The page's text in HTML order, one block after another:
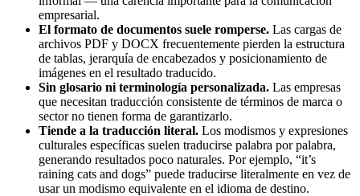
empresarial.
El formato de documentos suele romperse. Las cargas de
archivos PDF y DOCX frecuentemente pierden la estructura
de tablas, jerarquía de encabezados y posicionamiento de
imágenes en el resultado traducido.
Sin glosario ni terminología personalizada. Las empresas
que necesitan traducción consistente de términos de marca o
sector no tienen forma de garantizarlo.
Tiende a la traducción literal. Los modismos y expresiones
culturales específicas suelen traducirse palabra por palabra,
generando resultados poco naturales. Por ejemplo, “it’s
raining cats and dogs” puede traducirse literalmente en vez de
usar un modismo equivalente en el idioma de destino.